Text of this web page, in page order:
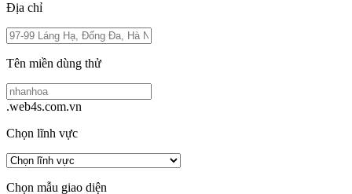
Địa chỉ
Tên miền dùng thử
.web4s.com.vn
Chọn lĩnh vực
Chọn mẫu giao diện